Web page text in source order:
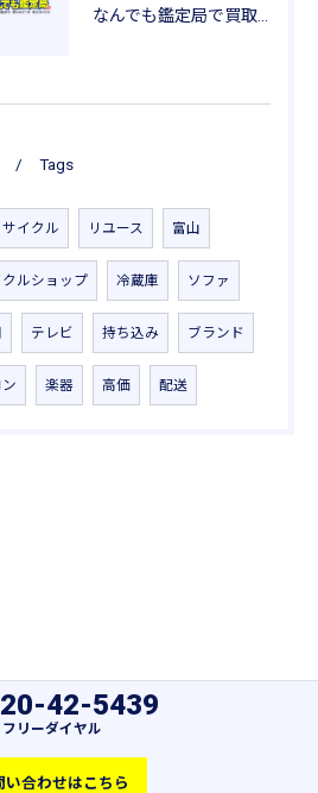
Tags
イクル リユース 富山
クルショップ 冷蔵庫 ソファ
テレビ 持ち込み ブランド
楽器 高価 配送
42-5439
フリーダイヤル
い合わせはこちら